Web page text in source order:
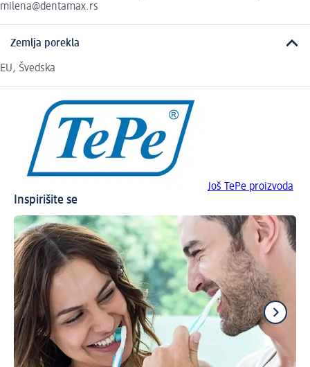
milena@dentamax.rs
Zemlja porekla
EU, Švedska
Još TePe proizvoda
Inspirišite se